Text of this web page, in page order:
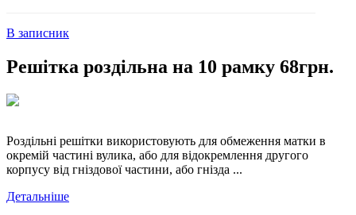
В записник
Решітка роздільна на 10 рамку 68грн.
Роздільні решітки використовують для обмеження матки в
окремій частині вулика, або для відокремлення другого
корпусу від гніздової частини, або гнізда ...
Детальніше